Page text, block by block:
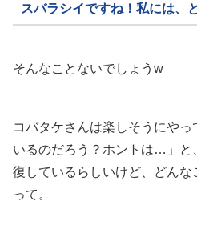
スバラシイですね！私には、
そんなことないでしょうw
コバタケさんは楽しそうにや
いるのだろう？ホントは…」と
復しているらしいけど、どんな
って。